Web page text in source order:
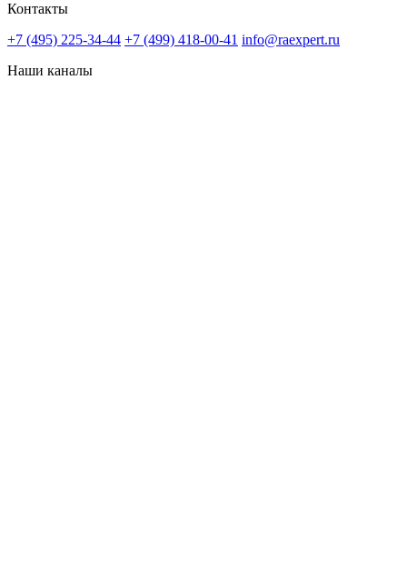
Контакты
+7 (495) 225-34-44 +7 (499) 418-00-41 info@raexpert.ru
Наши каналы